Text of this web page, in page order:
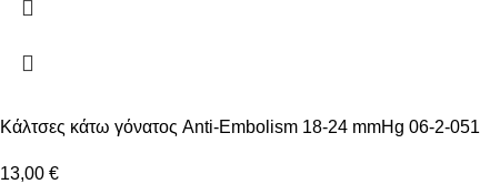
Κάλτσες κάτω γόνατος Anti-Embolism 18-24 mmHg 06-2-051
13,00 €